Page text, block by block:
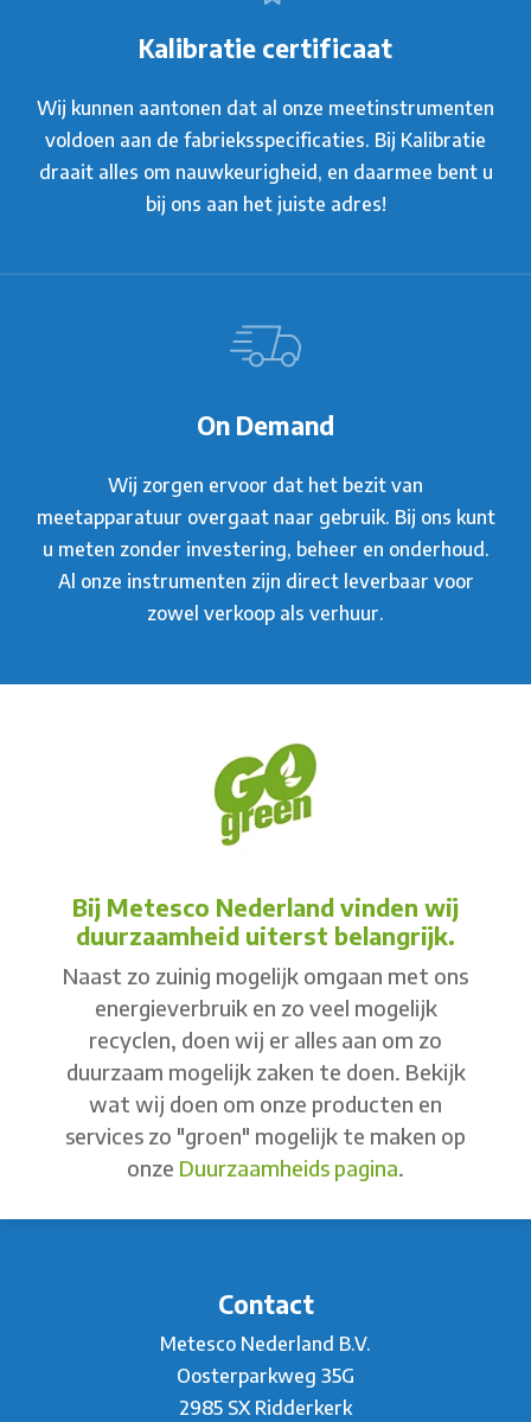
Kalibratie certificaat
Wij kunnen aantonen dat al onze meetinstrumenten
voldoen aan de fabrieksspecificaties. Bij Kalibratie
draait alles om nauwkeurigheid, en daarmee bent u
bij ons aan het juiste adres!
On Demand
Wij zorgen ervoor dat het bezit van
meetapparatuur overgaat naar gebruik. Bij ons kunt
u meten zonder investering, beheer en onderhoud.
Al onze instrumenten zijn direct leverbaar voor
zowel verkoop als verhuur.
Bij Metesco Nederland vinden wij
duurzaamheid uiterst belangrijk.
Naast zo zuinig mogelijk omgaan met ons
energieverbruik en zo veel mogelijk
recyclen, doen wij er alles aan om zo
duurzaam mogelijk zaken te doen. Bekijk
wat wij doen om onze producten en
services zo "groen" mogelijk te maken op
onze Duurzaamheids pagina.
Contact
Metesco Nederland B.V.
Oosterparkweg 35G
2985 SX Ridderkerk